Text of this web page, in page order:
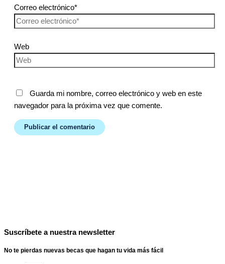
Correo electrónico*
Web
Guarda mi nombre, correo electrónico y web en este
navegador para la próxima vez que comente.
Suscríbete a nuestra newsletter
No te pierdas nuevas becas que hagan tu vida más fácil